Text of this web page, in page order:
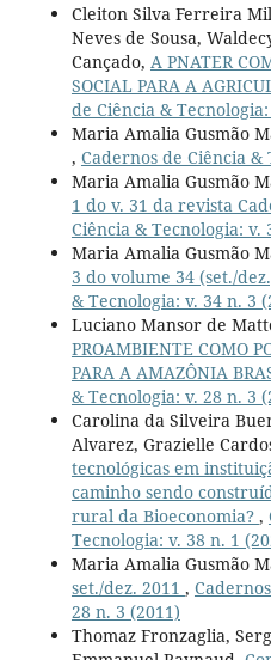
Cleiton Silva Ferreira
Neves de Sousa,
Cançado, A PNATER
SOCIAL PARA A
de Ciência &
Maria Amalia Gusmão
, Cadernos de Ciência &
Maria Amalia Gusmão
1 do v. 31 da revista
Ciência & Tecnologia: v.
Maria Amalia Gusmão
3 do volume 34 (set./
& Tecnologia: v. 34 n. 3
Luciano Mansor de
PROAMBIENTE COMO
PARA A AMAZÔNIA
& Tecnologia: v. 28 n. 3
Carolina da Silveira
Alvarez, Grazielle
tecnológicas em
caminho sendo
rural da Bioeconomia? ,
Tecnologia: v. 38 n. 1
Maria Amalia Gusmão
set./dez. 2011 ,
28 n. 3 (2011)
Thomaz Fronzaglia,